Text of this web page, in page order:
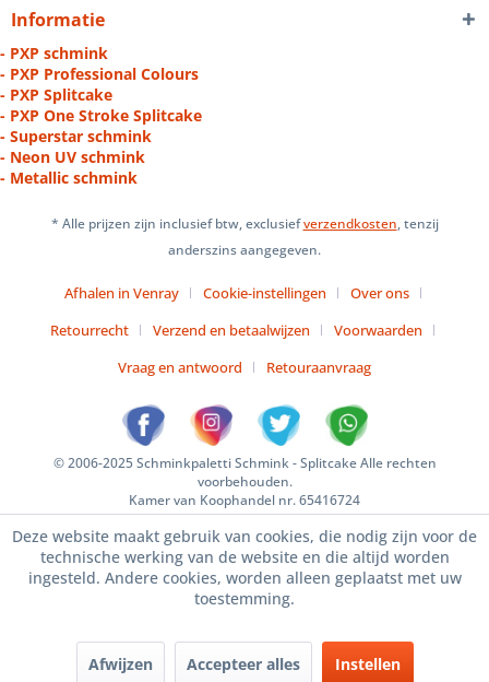
Informatie
- PXP schmink
- PXP Professional Colours
- PXP Splitcake
- PXP One Stroke Splitcake
- Superstar schmink
- Neon UV schmink
- Metallic schmink
* Alle prijzen zijn inclusief btw, exclusiefverzendkosten, tenzij
anderszins aangegeven.
Afhalen in Venray Cookie-instellingen
Over ons
Retourrecht
Verzend en betaalwijzen
Voorwaarden
Vraag en antwoord
Retouraanvraag
© 2006-2025 Schminkpaletti Schmink - Splitcake Alle rechten
voorbehouden.
Kamer van Koophandel nr. 65416724
Deze website maakt gebruik van cookies, die nodig zijn voor de
technische werking van de website en die altijd worden
ingesteld. Andere cookies, worden alleen geplaatst met uw
toestemming.
Afwijzen Accepteer alles Instellen